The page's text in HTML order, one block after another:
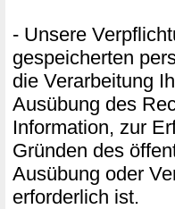
- Unsere
gespeicherten
die Verarbeitung
Ausübung des
Information, zur
Gründen des
Ausübung oder
erforderlich ist.